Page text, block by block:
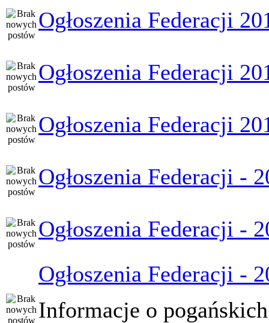
Ogłoszenia Federacji
Ogłoszenia Federacji
Ogłoszenia Federacji
Ogłoszenia Federacji -
Ogłoszenia Federacji -
Ogłoszenia Federacji -
Informacje o pogańskich